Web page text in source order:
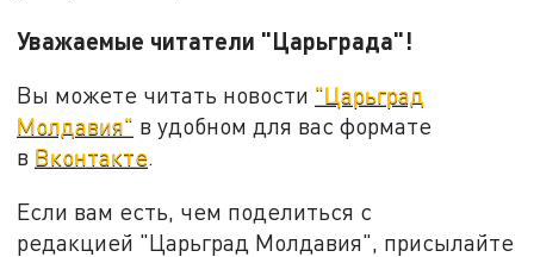
Уважаемые читатели "Царьграда"!
Вы можете читать новости "Царьград
Молдавия" в удобном для вас формате
в Вконтакте.
Если вам есть, чем поделиться с
редакцией "Царьград Молдавия", присылайте